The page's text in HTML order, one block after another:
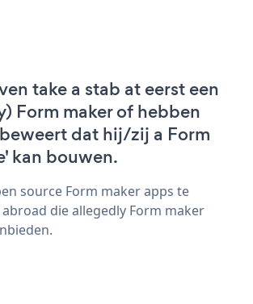
take a stab at eerst een
Form maker of hebben
dat hij/zij a Form
kan bouwen.
source Form maker apps te
die allegedly Form maker